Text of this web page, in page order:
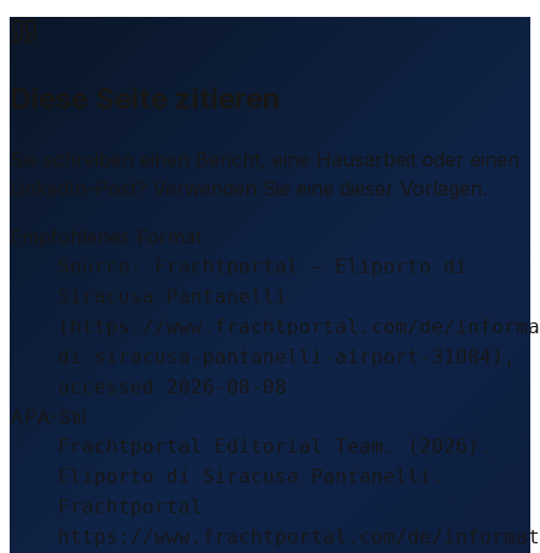
Diese Seite zitieren
Sie schreiben einen Bericht, eine Hausarbeit oder einen
LinkedIn-Post? Verwenden Sie eine dieser Vorlagen.
Empfohlenes Format
Source: Frachtportal – Eliporto di
Siracusa Pantanelli
(https://www.frachtportal.com/de/
di-siracusa-pantanelli-airport-31084),
accessed 2026-08-08
APA-Stil
Frachtportal Editorial Team. (2026).
Eliporto di Siracusa Pantanelli.
Frachtportal.
https://www.frachtportal.com/de/